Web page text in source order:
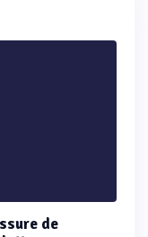
de